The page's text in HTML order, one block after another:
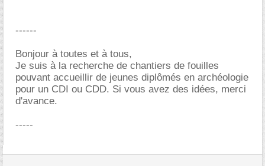
------
Bonjour à toutes et à tous,
Je suis à la recherche de chantiers de fouilles
pouvant accueillir de jeunes diplômés en archéologie
pour un CDI ou CDD. Si vous avez des idées, merci
d'avance.
-----